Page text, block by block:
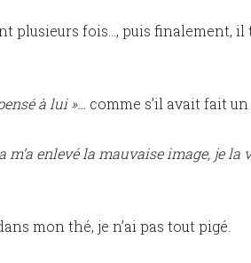
plusieurs fois..., puis finalement,
à lui »… comme s’il avait fait
m’a enlevé la mauvaise image, je
mon thé, je n’ai pas tout pigé.